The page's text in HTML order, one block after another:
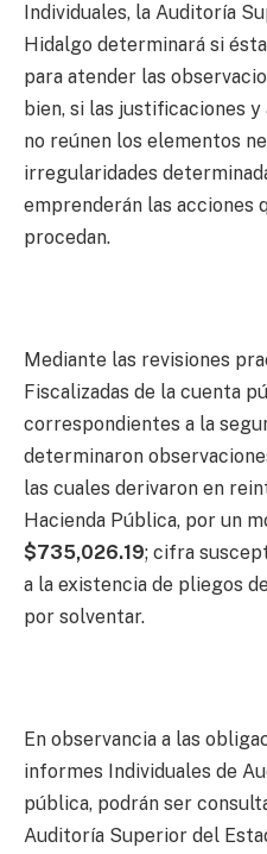
Individuales, la Auditoría
Hidalgo determinará si
para atender las
bien, si las justificaciones
no reúnen los elementos
irregularidades
emprenderán las acciones
procedan.
Mediante las revisiones
Fiscalizadas de la cuenta
correspondientes a la
determinaron
las cuales derivaron en
Hacienda Pública, por un
$735,026.19; cifra
a la existencia de pliegos
por solventar.
En observancia a las
informes Individuales de
pública, podrán ser
Auditoría Superior del